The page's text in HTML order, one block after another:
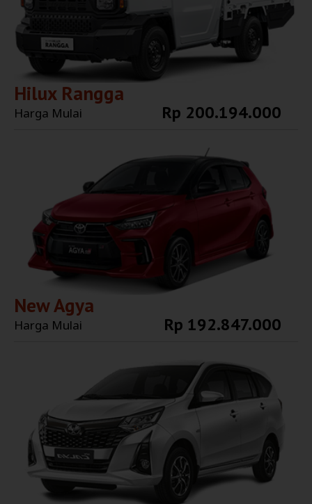
Hilux Rangga
Harga Mulai Rp 200.194.000
New Agya
Harga Mulai Rp 192.847.000